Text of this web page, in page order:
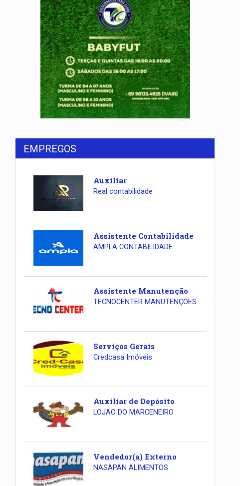
EMPREGOS
Auxiliar
Real contabilidade
Assistente Contabilidade
AMPLA CONTABILIDADE
Assistente Manutenção
TECNOCENTER MANUTENÇÕES
Serviços Gerais
Credcasa Imóveis
Auxiliar de Depósito
LOJAO DO MARCENEIRO
Vendedor(a) Externo
NASAPAN ALIMENTOS